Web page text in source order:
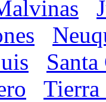
Tierra